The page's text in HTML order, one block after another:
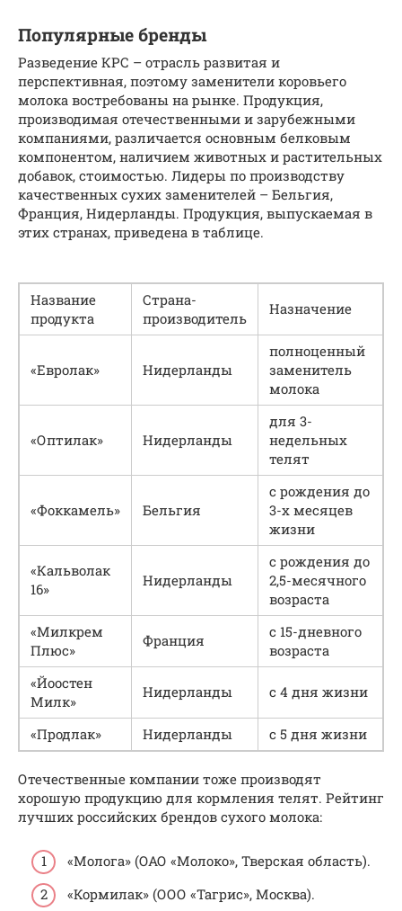
Популярные бренды
Разведение КРС – отрасль развитая и
перспективная, поэтому заменители коровьего
молока востребованы на рынке. Продукция,
производимая отечественными и зарубежными
компаниями, различается основным белковым
компонентом, наличием животных и растительных
добавок, стоимостью. Лидеры по производству
качественных сухих заменителей – Бельгия,
Франция, Нидерланды. Продукция, выпускаемая в
этих странах, приведена в таблице.
Название
продукта
Страна-
производитель
Назначение
«Евролак» Нидерланды
полноценный
заменитель
молока
«Оптилак» Нидерланды
для 3-
недельных
телят
«Фоккамель» Бельгия
с рождения до
3-х месяцев
жизни
«Кальволак
16»
Нидерланды
с рождения до
2,5-месячного
возраста
«Милкрем
Плюс»
Франция
с 15-дневного
возраста
«Йоостен
Милк»
Нидерланды с 4 дня жизни
«Продлак» Нидерланды с 5 дня жизни
Отечественные компании тоже производят
хорошую продукцию для кормления телят. Рейтинг
лучших российских брендов сухого молока:
«Молога» (ОАО «Молоко», Тверская область).
«Кормилак» (ООО «Тагрис», Москва).